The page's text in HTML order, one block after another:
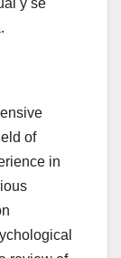
of
in